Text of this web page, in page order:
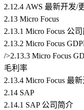
2.12.4 AWS 最新开发/
2.13 Micro Focus
2.13.1 Micro Focus 公
2.13.2 Micro Focus
/>2.13.3 Micro Focus
毛利率
2.13.4 Micro Focus 最
2.14 SAP
2.14.1 SAP 公司简介